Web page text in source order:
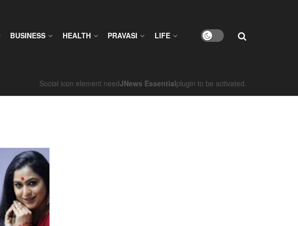
BUSINESS HEALTH PRAVASI LIFE
Social icon element needJNews Essentialplugin to be activated.